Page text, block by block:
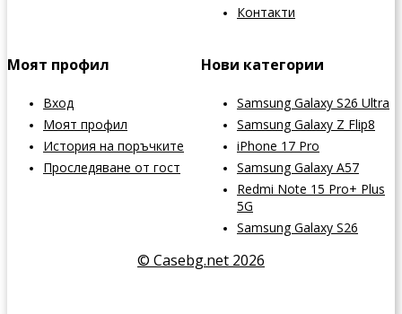
Контакти
Моят профил
Вход
Моят профил
История на поръчките
Проследяване от гост
Нови категории
Samsung Galaxy S26 Ultra
Samsung Galaxy Z Flip8
iPhone 17 Pro
Samsung Galaxy A57
Redmi Note 15 Pro+ Plus
5G
Samsung Galaxy S26
© Casebg.net 2026